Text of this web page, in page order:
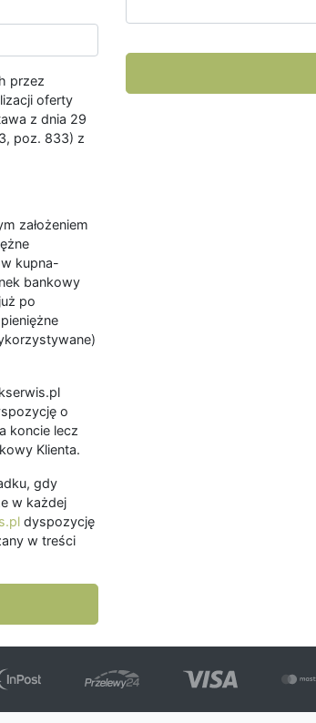
przez
oferty
z dnia 29
poz. 833) z
założeniem
kupna-
bankowy
po
o
koncie lecz
Klienta.
gdy
w każdej
dyspozycję
w treści